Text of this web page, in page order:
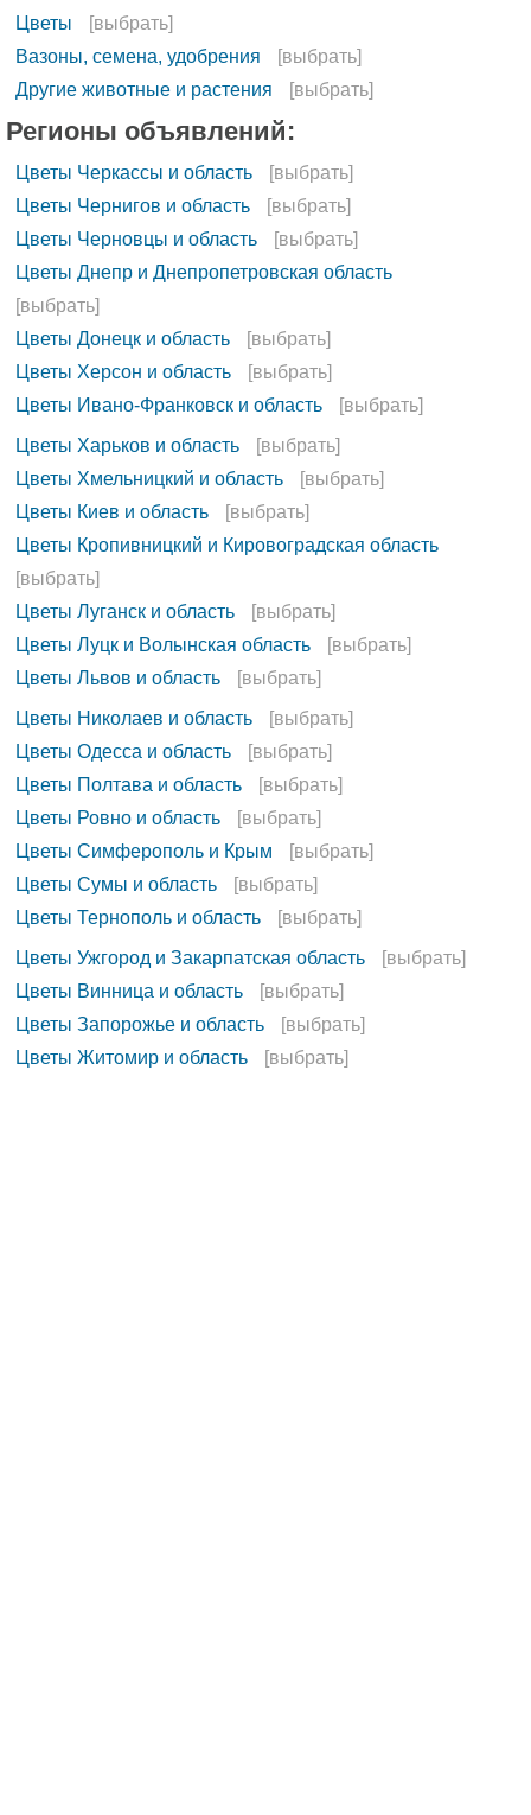
Цветы
[выбрать]
Вазоны, семена, удобрения
[выбрать]
Другие животные и растения
[выбрать]
Регионы объявлений:
Цветы Черкассы и область
[выбрать]
Цветы Чернигов и область
[выбрать]
Цветы Черновцы и область
[выбрать]
Цветы Днепр и Днепропетровская область
[выбрать]
Цветы Донецк и область
[выбрать]
Цветы Херсон и область
[выбрать]
Цветы Ивано-Франковск и область
[выбрать]
Цветы Харьков и область
[выбрать]
Цветы Хмельницкий и область
[выбрать]
Цветы Киев и область
[выбрать]
Цветы Кропивницкий и Кировоградская область
[выбрать]
Цветы Луганск и область
[выбрать]
Цветы Луцк и Волынская область
[выбрать]
Цветы Львов и область
[выбрать]
Цветы Николаев и область
[выбрать]
Цветы Одесса и область
[выбрать]
Цветы Полтава и область
[выбрать]
Цветы Ровно и область
[выбрать]
Цветы Симферополь и Крым
[выбрать]
Цветы Сумы и область
[выбрать]
Цветы Тернополь и область
[выбрать]
Цветы Ужгород и Закарпатская область
[выбрать]
Цветы Винница и область
[выбрать]
Цветы Запорожье и область
[выбрать]
Цветы Житомир и область
[выбрать]